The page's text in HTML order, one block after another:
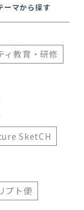
ーマから探す
ィ教育・研修
SketCH
プト便